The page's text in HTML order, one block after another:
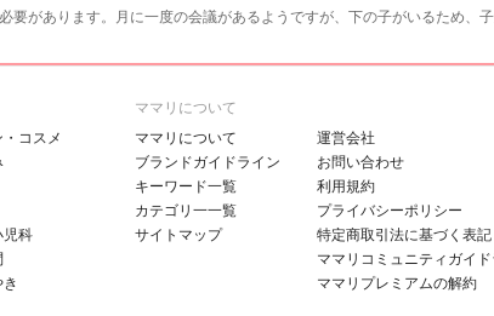
があります。月に一度の会議があるようですが、下の子がいるため、
コスメ
児科
ママリについて
ママリについて
ブランドガイドライン
キーワード一覧
カテゴリ一一覧
サイトマップ
運営会社
お問い合わせ
利用規約
プライバシーポリシー
特定商取引法に基づく表記
ママリコミュニティガイ
ママリプレミアムの解約